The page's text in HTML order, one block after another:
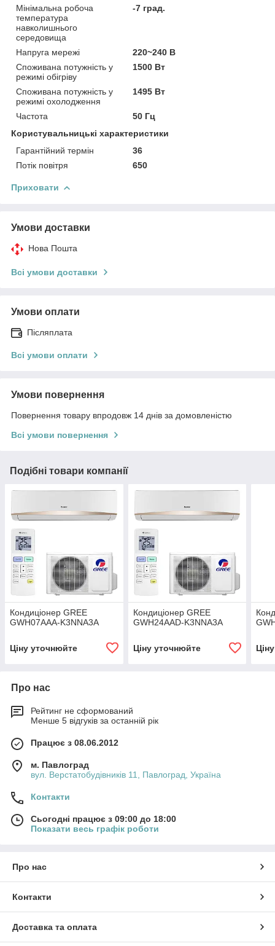
Мінімальна робоча
температура
навколишнього
середовища
-7 град.
Напруга мережі
220~240 В
Споживана потужність у
режимі обігріву
1500 Вт
Споживана потужність у
режимі охолодження
1495 Вт
Частота
50 Гц
Користувальницькі характеристики
Гарантійний термін
36
Потік повітря
650
Приховати
Умови доставки
Нова Пошта
Всі умови доставки
Умови оплати
Післяплата
Всі умови оплати
Умови повернення
Повернення товару впродовж 14 днів за домовленістю
Всі умови повернення
Подібні товари компанії
Кондиціонер GREE
GWH07AAA-K3NNA3A
Ціну уточнюйте
Кондиціонер GREE
GWH24AAD-K3NNA3A
Ціну уточнюйте
Про нас
Рейтинг не сформований
Менше 5 відгуків за останній рік
Працює з 08.06.2012
м. Павлоград
вул. Верстатобудівників 11, Павлоград, Україна
Контакти
Сьогодні працює з 09:00 до 18:00
Показати весь графік роботи
Про нас
Контакти
Доставка та оплата